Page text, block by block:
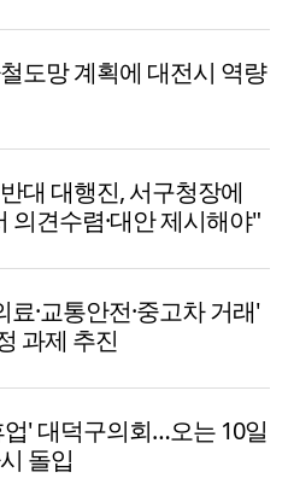
도망 계획에 대전시 역량
대 대행진, 서구청장에
의견수렴·대안 제시해야"
료·교통안전·중고차 거래'
과제 추진
' 대덕구의회…오는 10일
돌입